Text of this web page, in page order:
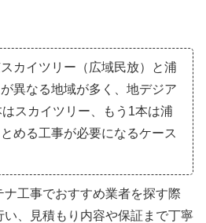
カイツリー（広域民放）と浦
異なる地域が多く、地デジア
スカイツリー、もう1本は浦
める工事が必要になるケース
工事でおすすめ業者を探す際
、見積もり内容や保証まで丁寧